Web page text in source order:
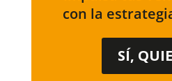
con la
SÍ,